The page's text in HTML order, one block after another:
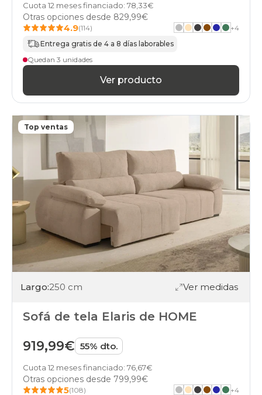
Cuota 12 meses financiado: 78,33€
Otras opciones desde 829,99€
4.9(114) +4
Entrega gratis de 4 a 8 días laborables
Quedan 3 unidades
Ver producto
Top ventas
Largo:250 cm Ver medidas
Sofá de tela Elaris de HOME
919,99€ 55% dto.
Cuota 12 meses financiado: 76,67€
Otras opciones desde 799,99€
5(108) +4